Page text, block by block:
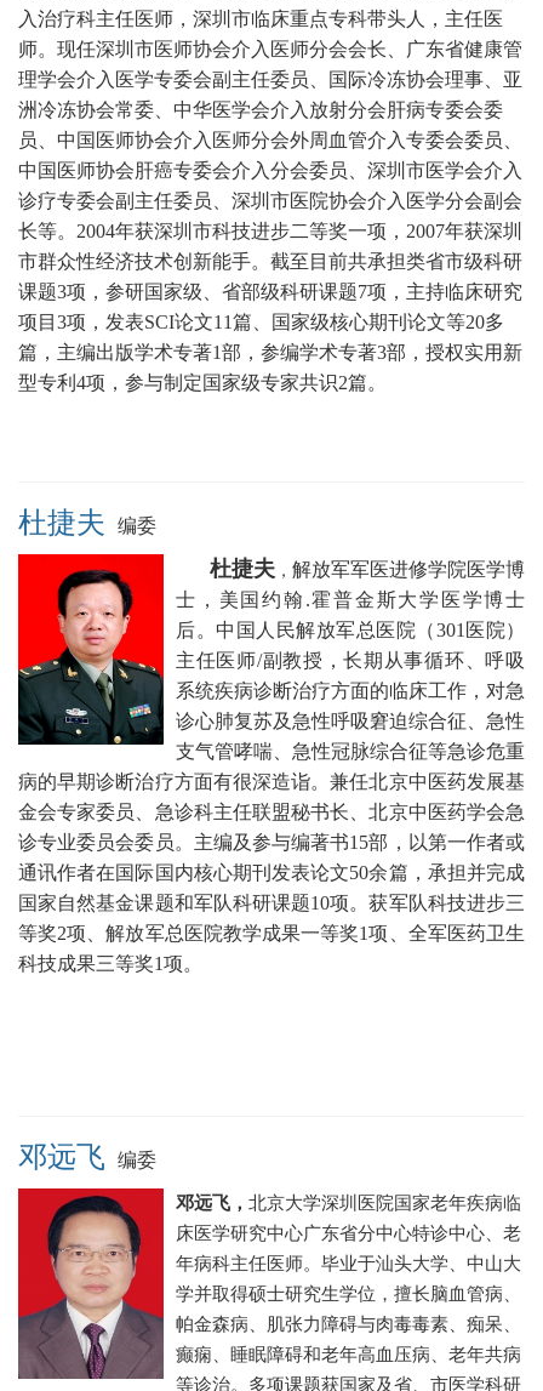
入治疗科主任医师， 深圳市临床重点专科带头人，主任医
师。现任深圳市医师协会介入医师分会会长、广东省健康管
理学会介入医学专委会副主任委员、国际冷冻协会理事、亚
洲冷冻协会常委、中华医学会介入放射分会肝病专委会委
员、中国医师协会介入医师分会外周血管介入专委会委员、
中国医师协会肝癌专委会介入分会委员、深圳市医学会介入
诊疗专委会副主任委员、深圳市医院协会介入医学分会副会
长等。2004年获深圳市科技进步二等奖一项，2007年获深圳
市群众性经济技术创新能手。截至目前共承担类省市级科研
课题3项，参研国家级、省部级科研课题7项，主持临床研究
项目3项，发表SCI论文11篇、国家级核心期刊论文等20多
篇，主编出版学术专著1部，参编学术专著3部，授权实用新
型专利4项，参与制定国家级专家共识2篇。
杜捷夫 编委
杜捷夫 ， 解放军军医进修学院医学博
士，美国约翰.霍普金斯大学医学博士
后。中国人民解放军总医院（301医院）
主任医师/副教授，长期从事循环、呼吸
系统疾病诊断治疗方面的临床工作，对急
诊心肺复苏及急性呼吸窘迫综合征、急性
支气管哮喘、急性冠脉综合征等急诊危重
病的早期诊断治疗方面有很深造诣。兼任北京中医药发展基
金会专家委员、急诊科主任联盟秘书长 、北京中医药学会急
诊专业委员会委员。 主编及参与编著书15部，以第一作者或
通讯作者在国际国内核心期刊发表论文50余篇 ，承担并完成
国家自然基金课题和军队科研课题10项。获军队科技进步三
等奖2项、解放军总医院教学成果一等奖1项、 全军医药卫生
科技成果三等奖1项。
邓远飞 编委
邓远飞， 北京大学深圳医院 国家老年疾病临
床医学研究中心广东省分中心特诊中心、老
年病科主任医师。毕业于汕头大学、中山大
学并取得硕士研究生学位， 擅长脑血管病、
帕金森病、肌张力障碍与肉毒毒素、痴呆、
癫痫、睡眠障碍和老年高血压病、老年共病
等诊治。 多项课题获国家及省、市医学科研